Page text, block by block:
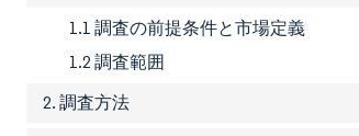
1.1 調査の前提条件と市場定義
1.2 調査範囲
2. 調査方法